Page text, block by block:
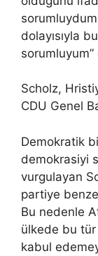
dolayısıyla
Scholz,
CDU Genel
Demokratik
demokrasiyi
vurgulayan
partiye
Bu nedenle
ülkede bu tür
kabul